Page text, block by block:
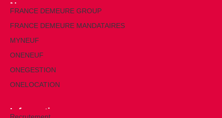
Nos marques
FRANCE DEMEURE GROUP
FRANCE DEMEURE MANDATAIRES
MYNEUF
ONENEUF
ONEGESTION
ONELOCATION
Informations